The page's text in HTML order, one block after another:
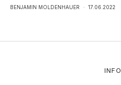
BENJAMIN MOLDENHAUER · 17.06.2022
INFO